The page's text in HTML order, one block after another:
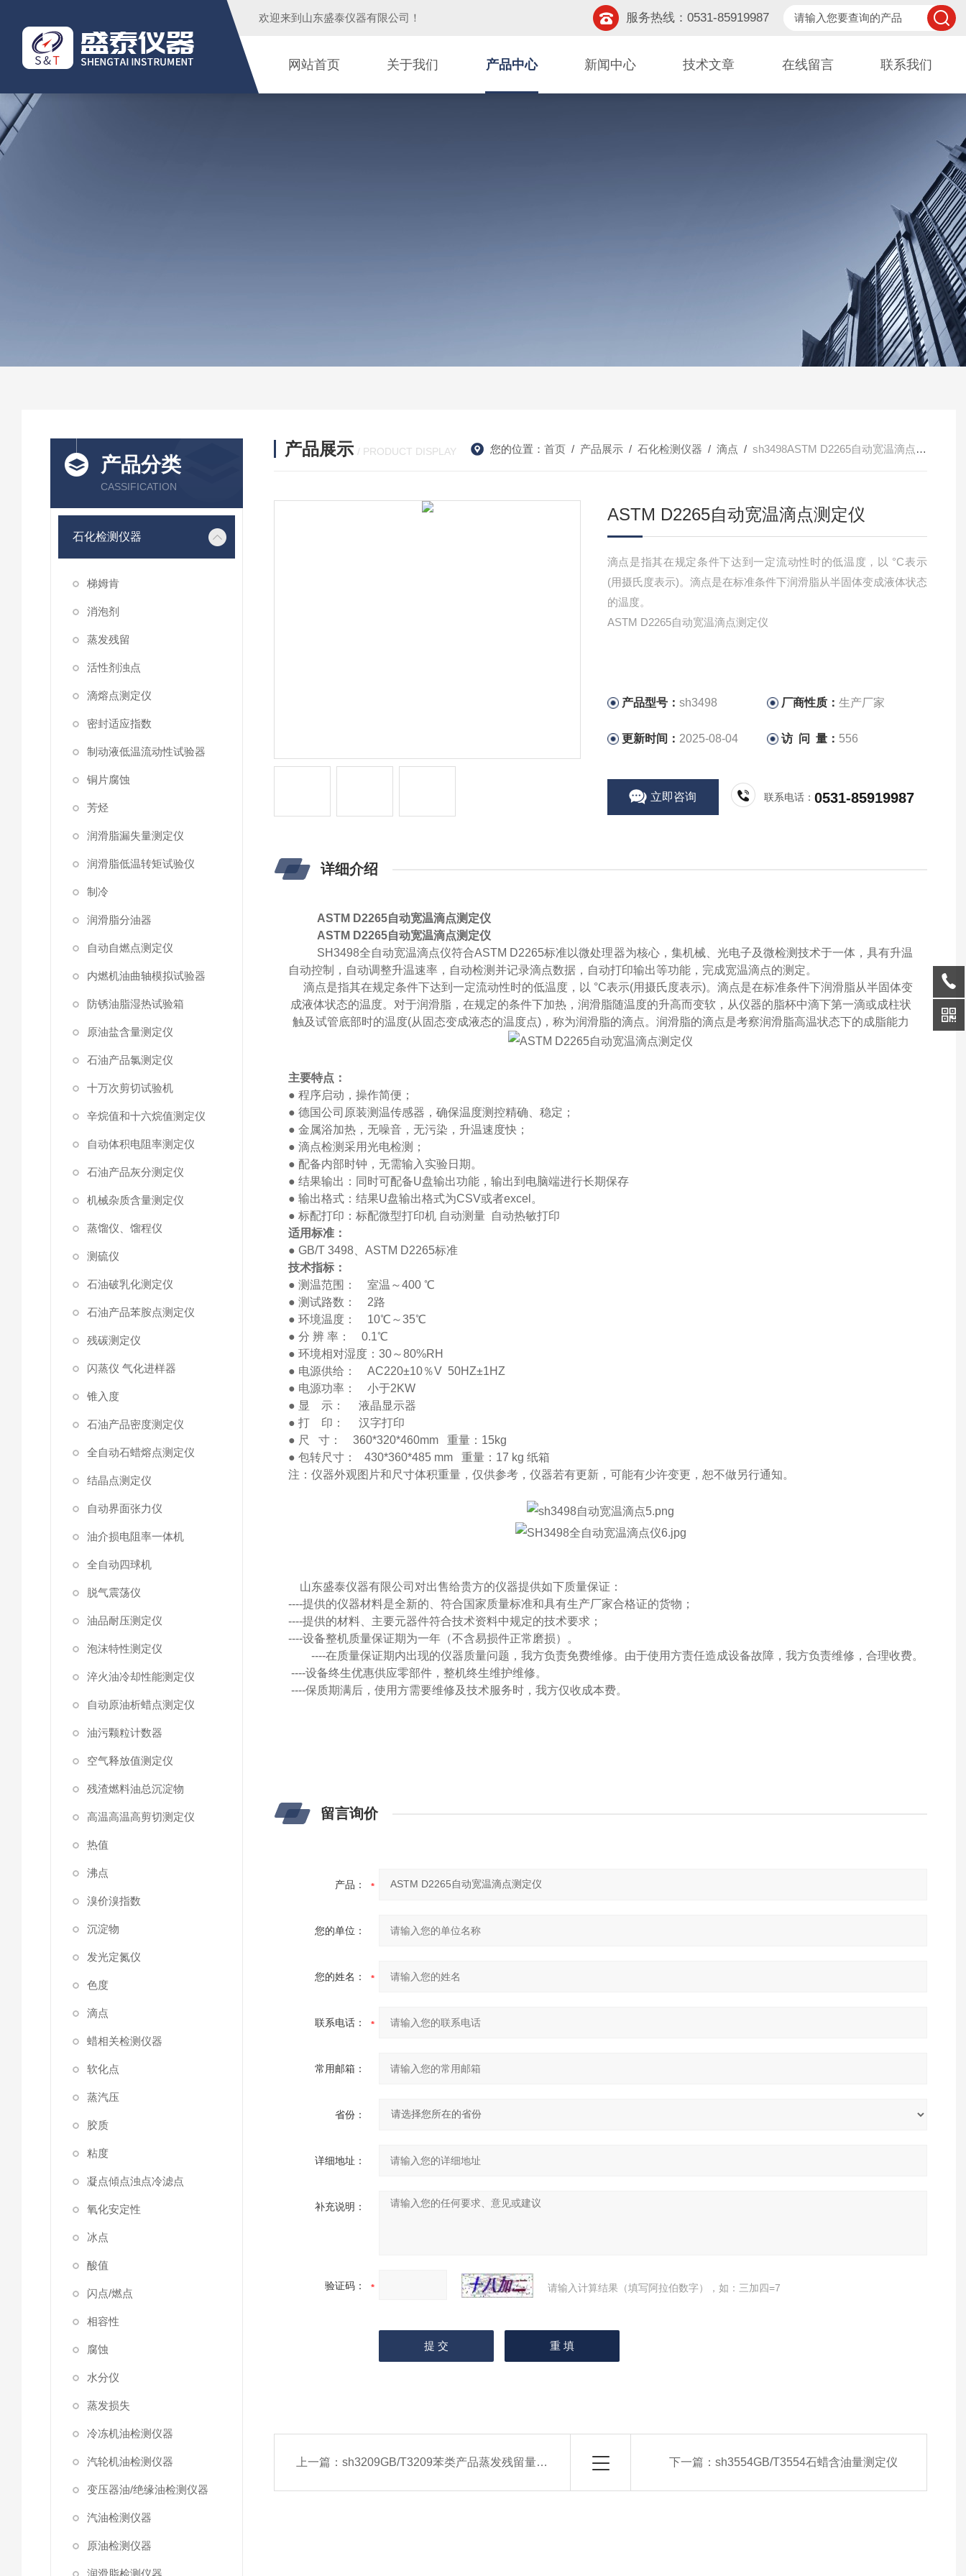
欢迎来到 山东盛泰仪器有限公司 ！ 服务热线：0531-85919987
网站首页 关于我们 产品中心 新闻中心 技术文章 在线留言 联系我们
产品分类
CASSIFICATION
石化检测仪器
梯姆肯
消泡剂
蒸发残留
活性剂浊点
滴熔点测定仪
密封适应指数
制动液低温流动性试验器
铜片腐蚀
芳烃
润滑脂漏失量测定仪
润滑脂低温转矩试验仪
制冷
润滑脂分油器
自动自燃点测定仪
内燃机油曲轴模拟试验器
防锈油脂湿热试验箱
原油盐含量测定仪
石油产品氯测定仪
十万次剪切试验机
辛烷值和十六烷值测定仪
自动体积电阻率测定仪
石油产品灰分测定仪
机械杂质含量测定仪
蒸馏仪、馏程仪
测硫仪
石油破乳化测定仪
石油产品苯胺点测定仪
残碳测定仪
闪蒸仪 气化进样器
锥入度
石油产品密度测定仪
全自动石蜡熔点测定仪
结晶点测定仪
自动界面张力仪
油介损电阻率一体机
全自动四球机
脱气震荡仪
油品耐压测定仪
泡沫特性测定仪
淬火油冷却性能测定仪
自动原油析蜡点测定仪
油污颗粒计数器
空气释放值测定仪
残渣燃料油总沉淀物
高温高温高剪切测定仪
热值
沸点
溴价溴指数
沉淀物
发光定氮仪
色度
滴点
蜡相关检测仪器
软化点
蒸汽压
胶质
粘度
凝点傾点浊点冷滤点
氧化安定性
冰点
酸值
闪点/燃点
相容性
腐蚀
水分仪
蒸发损失
冷冻机油检测仪器
汽轮机油检测仪器
变压器油/绝缘油检测仪器
汽油检测仪器
原油检测仪器
润滑脂检测仪器
产品展示 / PRODUCT DISPLAY 您的位置： 首页/ 产品展示/ 石化检测仪器 / 滴点 / sh3498ASTM D2265自动宽温滴点测定仪
ASTM D2265自动宽温滴点测定仪
滴点是指其在规定条件下达到一定流动性时的低温度，以 °C表示
(用摄氏度表示)。滴点是在标准条件下润滑脂从半固体变成液体状态
的温度。
ASTM D2265自动宽温滴点测定仪
产品型号： sh3498 厂商性质：生产厂家
更新时间： 2025-08-04 访 问 量： 556
立即咨询 联系电话：0531-85919987
详细介绍
ASTM D2265自动宽温滴点测定仪
ASTM D2265自动宽温滴点测定仪
SH3498全自动宽温滴点仪符合ASTM D2265标准以微处理器为核心，集机械、光电子及微检测技术于一体，具有升温
自动控制，自动调整升温速率，自动检测并记录滴点数据，自动打印输出等功能，完成宽温滴点的测定。
滴点是指其在规定条件下达到一定流动性时的低温度，以 °C表示(用摄氏度表示)。滴点是在标准条件下润滑脂从半固体变
成液体状态的温度。对于润滑脂，在规定的条件下加热，润滑脂随温度的升高而变软，从仪器的脂杯中滴下第一滴或成柱状
触及试管底部时的温度(从固态变成液态的温度点)，称为润滑脂的滴点。润滑脂的滴点是考察润滑脂高温状态下的成脂能力
主要特点：
● 程序启动，操作简便；
● 德国公司原装测温传感器，确保温度测控精确、稳定；
● 金属浴加热 ，无噪音，无污染，升温速度快；
● 滴点检测采用光电检测；
● 配备内部时钟，无需输入实验日期。
● 结果输出： 同时可配备U盘输出功能 ，输出到电脑端进行长期保存
● 输出格式：结果U盘输出格式为CSV或者excel 。
● 标配打印：标配微型打印机 自动测量 自动热敏打印
适用标准：
● GB/T 3498 、ASTM D2265标准
技术指标：
● 测温范围： 室温 ～400 ℃
● 测试路数： 2路
● 环境温度： 10℃～35℃
● 分 辨 率： 0.1℃
● 环境相对湿度：30～80%RH
● 电源供给： AC220±10％V 50HZ±1HZ
● 电源功率： 小于2KW
● 显 示：
液晶显示器
● 打 印：
汉字打印
● 尺 寸： 360*320*460mm重量： 15kg
● 包转尺寸： 430*360*485 mm重量： 17 kg纸箱
注：仪器外观图片和尺寸体积重量，仅供参考，仪器若有更新，可能有少许变更，恕不做另行通知。
山东盛泰仪器有限公司对出售给贵方的仪器提供如下质量保证：
----提供的仪器材料是全新的、符合国家质量标准和具有生产厂家合格证的货物；
----提供的材料、主要元器件符合技术资料中规定的技术要求；
----设备整机质量保证期为一年（不含易损件正常磨损）。
----在质量保证期内出现的仪器质量问题，我方负责免费维修。由于使用方责任造成设备故障，我方负责维修，合理收费。
----设备终生优惠供应零部件，整机终生维护维修。
----保质期满后，使用方需要维修及技术服务时，我方仅收成本费。
留言询价
产品：
您的单位：
您的姓名：
联系电话：
常用邮箱：
省份：
详细地址：
补充说明：
验证码： 请输入计算结果（填写阿拉伯数字），如：三加四=7
上一篇：sh3209GB/T3209苯类产品蒸发残留量的测定法 下一篇： sh3554GB/T3554石蜡含油量测定仪